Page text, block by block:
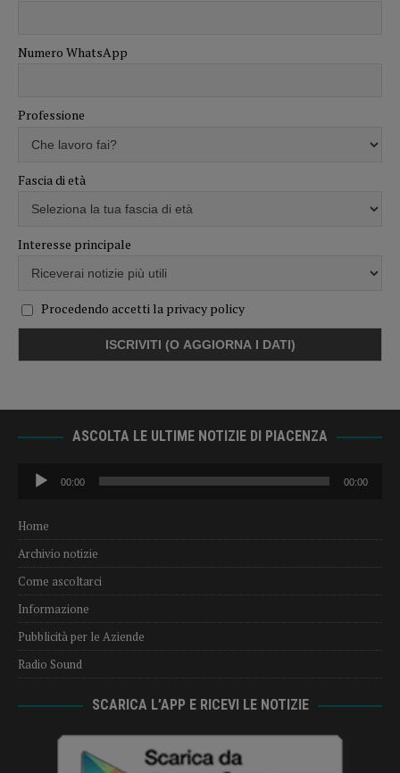
Numero WhatsApp
Professione
Fascia di età
Interesse principale
Procedendo accetti la privacy policy
ASCOLTA LE ULTIME NOTIZIE DI PIACENZA
Audio
Player
00:00 00:00
Home
Archivio notizie
Come ascoltarci
Informazione
Pubblicità per le Aziende
Radio Sound
SCARICA L’APP E RICEVI LE NOTIZIE